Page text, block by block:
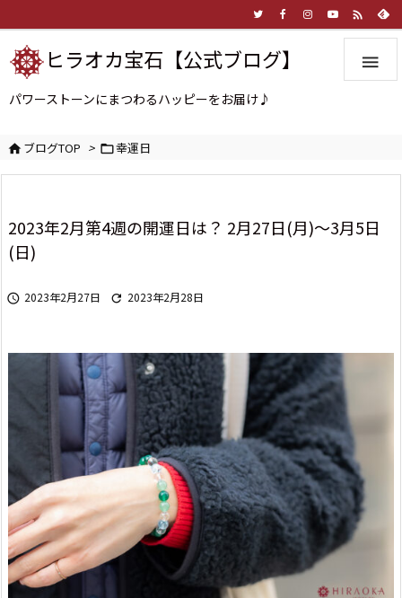


ヒラオカ宝石【公式ブログ】
パワーストーンにまつわるハッピーをお届け♪
ブログTOP > 幸運日
2023年2月第4週の開運日は？ 2月27日(月)～3月5日
(日)
 2023年2月27日  2023年2月28日